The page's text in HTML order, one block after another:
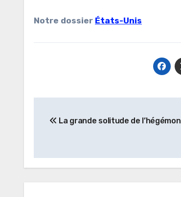
Notre dossier États-Unis
de
La grande solitude de l’hégémon